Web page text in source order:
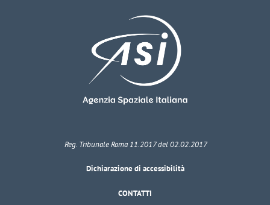
Reg. Tribunale Roma 11.2017 del 02.02.2017
Dichiarazione di accessibilità
CONTATTI